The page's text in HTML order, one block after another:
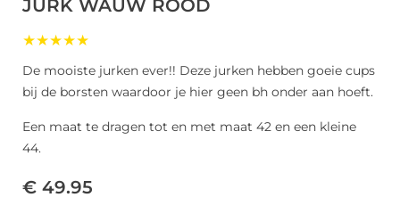
JURK WAUW ROOD
★★★★★
De mooiste jurken ever!! Deze jurken hebben goeie cups
bij de borsten waardoor je hier geen bh onder aan hoeft.
Een maat te dragen tot en met maat 42 en een kleine
44.
€ 49.95